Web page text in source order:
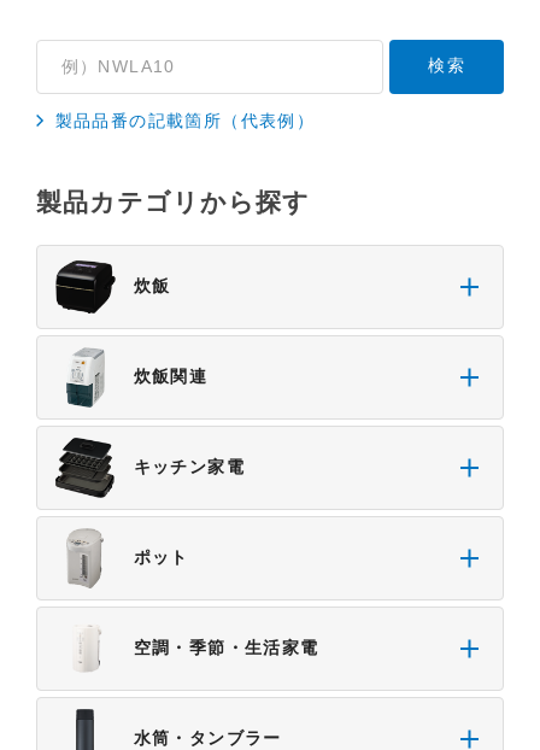
れる場合があります。本サイトに掲載されている取
扱説明書の内容が、製品に同梱されている取扱説明
書の内容と異なる場合がありますので、あらかじめ
ご了承ください。
「使用上のご注意」や「安全上のご注意」など安全
基準や業界基準に拠った内容になっております。製
品に関する安全に関する注意についてのご質問等に
接お問い合わせくださいますようお願いします
（※）。
（※）みまもりほっとラインサービスでご使用され
ている専用の製品（レンタル品）につきましては、
弊社「みまもりほっとライン相談窓口
」に直接お問
い合わせくださいますようお願いします。
４．本サービスに係わる損害の免責
本サイトに情報を掲載する際には、細心の注意を払
証せず、また責任を負うものではありません。あら
かじめご了承ください。
・掲載された情報が全て正確であり、有用であり、
安全であること。
製品品番の記載箇所（代表例）
製品カテゴリから探す
炊飯
炊飯関連
キッチン家電
ポット
空調・季節・生活家電
水筒・タンブラー